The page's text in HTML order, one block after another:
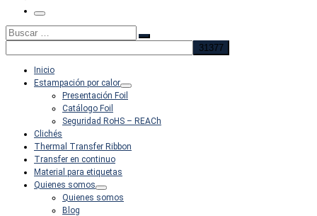
Menú
Buscar
Buscar
Inicio
Estampación por calor
Presentación Foil
Catálogo Foil
Seguridad RoHS – REACh
Clichés
Thermal Transfer Ribbon
Transfer en continuo
Material para etiquetas
Quienes somos
Quienes somos
Blog